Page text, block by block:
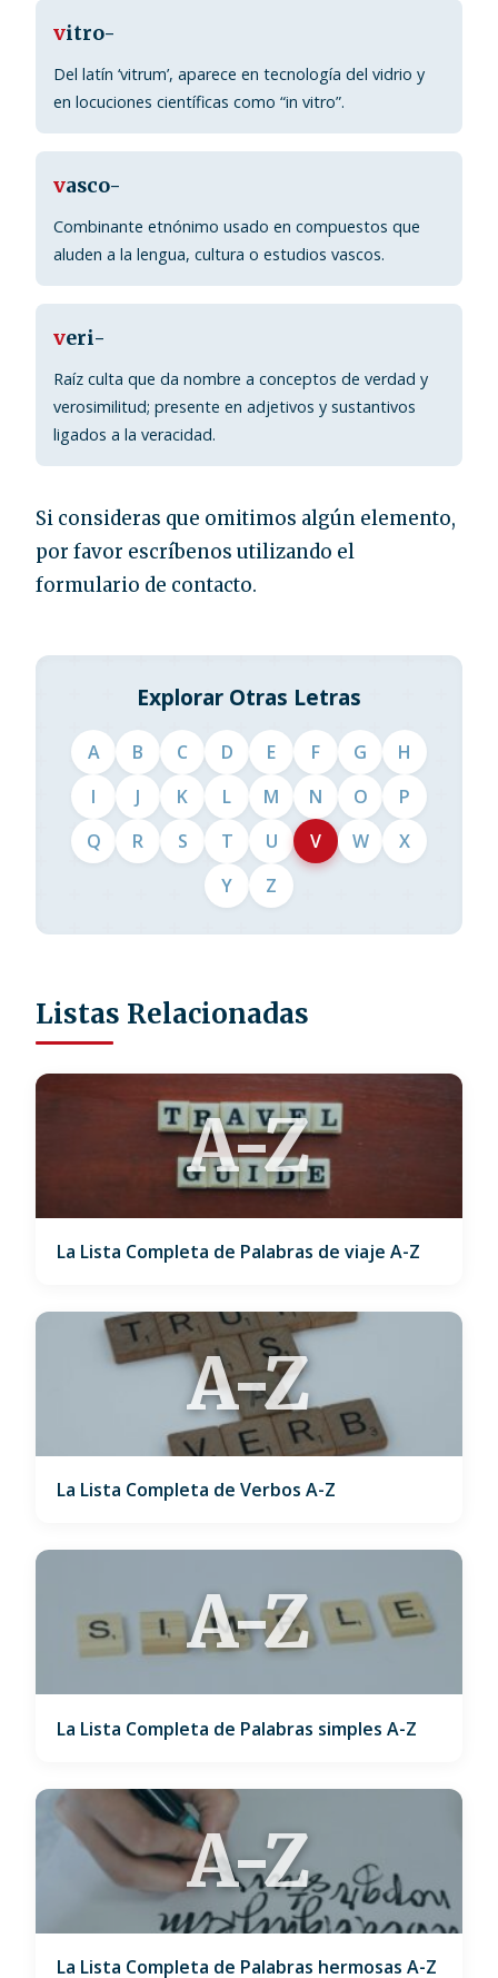
vitro-
Del latín ‘vitrum’, aparece en tecnología del vidrio y
en locuciones científicas como “in vitro”.
vasco-
Combinante etnónimo usado en compuestos que
aluden a la lengua, cultura o estudios vascos.
veri-
Raíz culta que da nombre a conceptos de verdad y
verosimilitud; presente en adjetivos y sustantivos
ligados a la veracidad.
Si consideras que omitimos algún elemento,
por favor escríbenos utilizando el
formulario de contacto.
Explorar Otras Letras
A B C D E F G
H
I
J K L M N O
P
Q
R S T U V W
X
Y
Z
Listas Relacionadas
A-Z
La Lista Completa de Palabras de viaje A-Z
A-Z
La Lista Completa de Verbos A-Z
A-Z
La Lista Completa de Palabras simples A-Z
A-Z
La Lista Completa de Palabras hermosas A-Z